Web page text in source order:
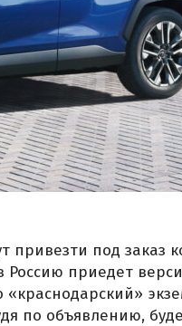
привезти под заказ
приедет
по объявлению,